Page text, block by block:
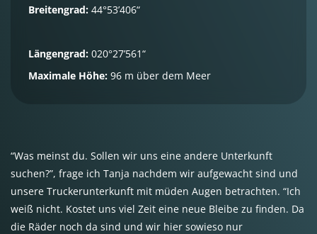
Breitengrad: 44°53’406“
Längengrad: 020°27’561“
Maximale Höhe: 96 m über dem Meer
“Was meinst du. Sollen wir uns eine andere Unterkunft
suchen?”, frage ich Tanja nachdem wir aufgewacht sind und
unsere Truckerunterkunft mit müden Augen betrachten. “Ich
weiß nicht. Kostet uns viel Zeit eine neue Bleibe zu finden. Da
die Räder noch da sind und wir hier sowieso nur